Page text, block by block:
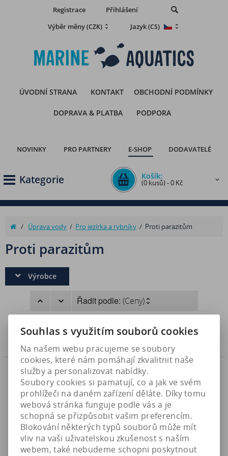
Registrace
Přihlášení
Výběr měny(CZK) Jazyk(CS)
ÚVODNÍ STRANA KONTAKT OBCHODNÍ PODMÍNKY
DOPRAVA & PLATBA PODPORA
NOVINKY PRO PARTNERY E-SHOP DODAVATELÉ
Kategorie Košík:
(0 kusů) - 0 Kč
/ Úprava vody / Pro jezírka a rybníky / Proti parazitům
Proti parazitům
Výrobce
Řadit podle: (Ceny)
Produktů na stránku:
Novinka
Náš TIP
Souhlas s využitím souborů cookies
Na našem webu pracujeme se soubory
cookies, které nám pomáhají zkvalitnit naše
služby a personalizovat nabídky.
Soubory cookies si pamatují, co a jak ve svém
prohlížeči na daném zařízení děláte. Díky tomu
webová stránka funguje podle vás a je
schopná se přizpůsobit vašim preferencím.
Blokování některých typů souborů může mít
vliv na vaši uživatelskou zkušenost s naším
webem, také nebudeme schopni poskytnout